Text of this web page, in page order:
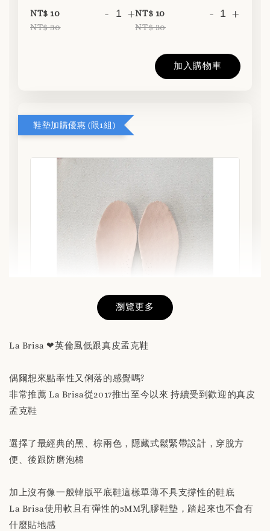
NT$ 10
NT$ 30
- +NT$ 10
NT$ 30
- +
加入購物車
鞋墊加購優惠 (限1組)
替換用真皮鞋墊 「購買前請務必閱讀商品敘述
說明」
NT$ 230
加入購物車
瀏覽更多
La Brisa ❤英倫風低跟真皮孟克鞋
偶爾想來點率性又俐落的感覺嗎?
非常推薦 La Brisa從2017推出至今以來 持續受到歡迎的真皮
孟克鞋
選擇了最經典的黑、棕兩色，隱藏式鬆緊帶設計，穿脫方
便、後跟防磨泡棉
加上沒有像一般韓版平底鞋這樣單薄不具支撐性的鞋底
La Brisa使用軟且有彈性的5MM乳膠鞋墊，踏起來也不會有
什麼貼地感